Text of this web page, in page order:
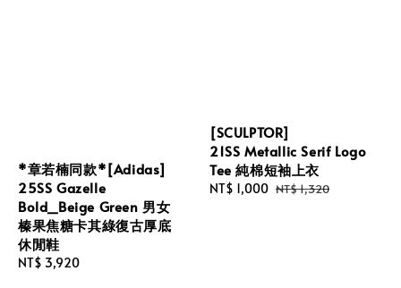
*章若楠同款*[Adidas]
25SS Gazelle
Bold_Beige Green 男女
榛果焦糖卡其綠復古厚底
休閒鞋
Regular
NT$ 3,920
[SCULPTOR]
21SS Metallic Serif Logo
Tee 純棉短袖上衣
Sale
NT$ 1,000 Regular
NT$ 1,320